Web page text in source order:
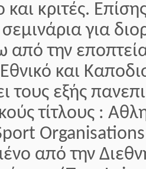
κριτές.
για
από την
και
τους εξής
τίτλους :
από την